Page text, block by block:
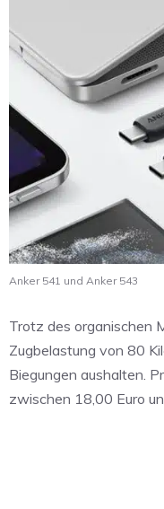
Anker 541 und Anker 543
Trotz des organischen
Zugbelastung von 80
Biegungen aushalten.
zwischen 18,00 Euro